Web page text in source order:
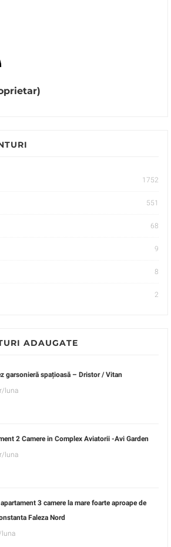
1752
551
68
9
8
2
ADAUGATE
garsonieră spațioasă – Dristor / Vitan
luna
2 Camere in Complex Aviatorii -Avi Garden
luna
3 camere la mare foarte aproape de
Faleza Nord
luna